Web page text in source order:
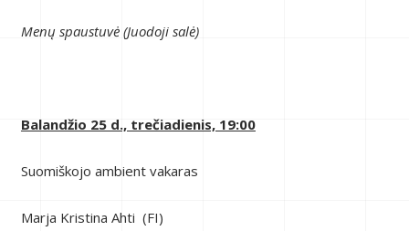
Menų spaustuvė (Juodoji salė)
Balandžio 25 d., trečiadienis, 19:00
Suomiškojo ambient vakaras
Marja Kristina Ahti (FI)